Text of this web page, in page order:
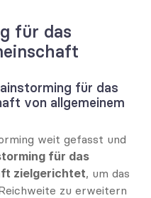
für das
für das
von allgemeinem
weit gefasst und
für das
zielgerichtet, um das
zu erweitern